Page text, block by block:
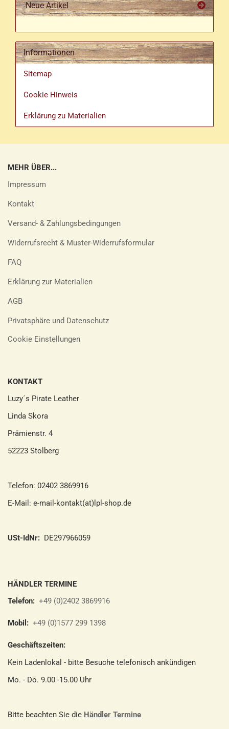
Neue Artikel
Informationen
Sitemap
Cookie Hinweis
Erklärung zu Materialien
MEHR ÜBER...
Impressum
Kontakt
Versand- & Zahlungsbedingungen
Widerrufsrecht & Muster-Widerrufsformular
FAQ
Erklärung zur Materialien
AGB
Privatsphäre und Datenschutz
Cookie Einstellungen
KONTAKT
Luzy´s Pirate Leather
Linda Skora
Prämienstr. 4
52223 Stolberg
Telefon: 02402 3869916
E-Mail: e-mail-kontakt(at)lpl-shop.de
USt-IdNr: DE297966059
HÄNDLER TERMINE
Telefon: +49 (0)2402 3869916
Mobil: +49 (0)1577 299 1398
Geschäftszeiten:
Kein Ladenlokal - bitte Besuche telefonisch ankündigen
Mo. - Do. 9.00 -15.00 Uhr
Bitte beachten Sie die Händler Termine